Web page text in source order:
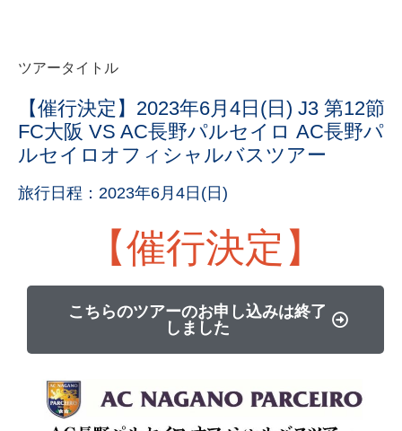
ツアータイトル
【催行決定】2023年6月4日(日) J3 第12節
FC大阪 VS AC長野パルセイロ AC長野パ
ルセイロオフィシャルバスツアー
旅行日程：2023年6月4日(日)
【催行決定】
こちらのツアーのお申し込みは終了
しました